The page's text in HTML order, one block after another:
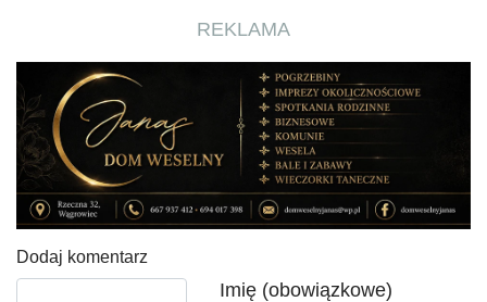
REKLAMA
Dodaj komentarz
Imię (obowiązkowe)
Tekst komentarza